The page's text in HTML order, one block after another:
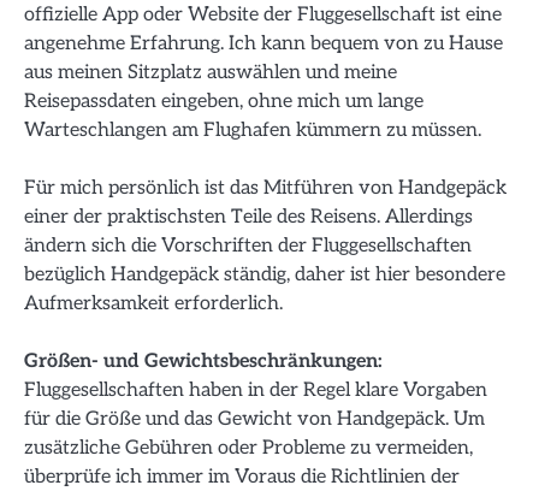
offizielle App oder Website der Fluggesellschaft ist eine
angenehme Erfahrung. Ich kann bequem von zu Hause
aus meinen Sitzplatz auswählen und meine
Reisepassdaten eingeben, ohne mich um lange
Warteschlangen am Flughafen kümmern zu müssen.
Für mich persönlich ist das Mitführen von Handgepäck
einer der praktischsten Teile des Reisens. Allerdings
ändern sich die Vorschriften der Fluggesellschaften
bezüglich Handgepäck ständig, daher ist hier besondere
Aufmerksamkeit erforderlich.
Größen- und Gewichtsbeschränkungen:
Fluggesellschaften haben in der Regel klare Vorgaben
für die Größe und das Gewicht von Handgepäck. Um
zusätzliche Gebühren oder Probleme zu vermeiden,
überprüfe ich immer im Voraus die Richtlinien der